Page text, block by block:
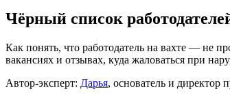
Чёрный список
Как понять, что работодатель на вахте — не
вакансиях и отзывах, куда жаловаться при
Автор-эксперт: Дарья, основатель и директор